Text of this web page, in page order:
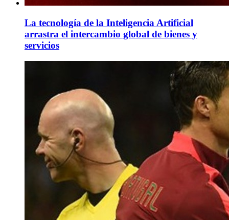
La tecnología de la Inteligencia Artificial
arrastra el intercambio global de bienes y
servicios